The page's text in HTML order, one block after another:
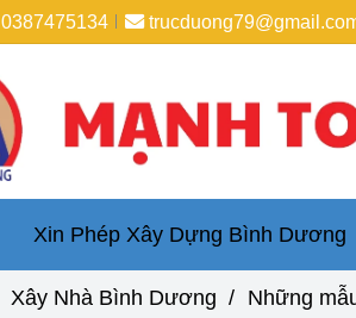
0387475134
Xin Phép Xây Dựng Bình Dương
Xây Nhà Bình Dương / Những